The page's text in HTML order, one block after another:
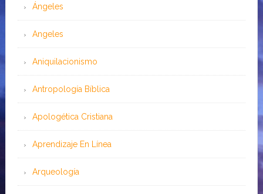
Ángeles
Angeles
Aniquilacionismo
Antropología Bíblica
Apologética Cristiana
Aprendizaje En Línea
Arqueología